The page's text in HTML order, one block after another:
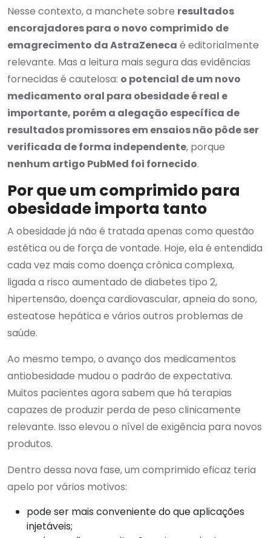
Nesse contexto, a manchete sobre resultados
encorajadores para o novo comprimido de
emagrecimento da AstraZeneca é editorialmente
relevante. Mas a leitura mais segura das evidências
fornecidas é cautelosa: o potencial de um novo
medicamento oral para obesidade é real e
importante, porém a alegação específica de
resultados promissores em ensaios não pôde ser
verificada de forma independente, porque
nenhum artigo PubMed foi fornecido.
Por que um comprimido para
obesidade importa tanto
A obesidade já não é tratada apenas como questão
estética ou de força de vontade. Hoje, ela é entendida
cada vez mais como doença crônica complexa,
ligada a risco aumentado de diabetes tipo 2,
hipertensão, doença cardiovascular, apneia do sono,
esteatose hepática e vários outros problemas de
saúde.
Ao mesmo tempo, o avanço dos medicamentos
antiobesidade mudou o padrão de expectativa.
Muitos pacientes agora sabem que há terapias
capazes de produzir perda de peso clinicamente
relevante. Isso elevou o nível de exigência para novos
produtos.
Dentro dessa nova fase, um comprimido eficaz teria
apelo por vários motivos:
pode ser mais conveniente do que aplicações
injetáveis;